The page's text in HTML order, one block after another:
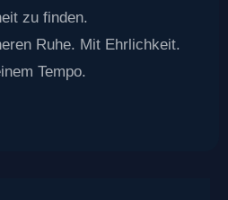
zu finden.
Ruhe. Mit Ehrlichkeit.
Tempo.